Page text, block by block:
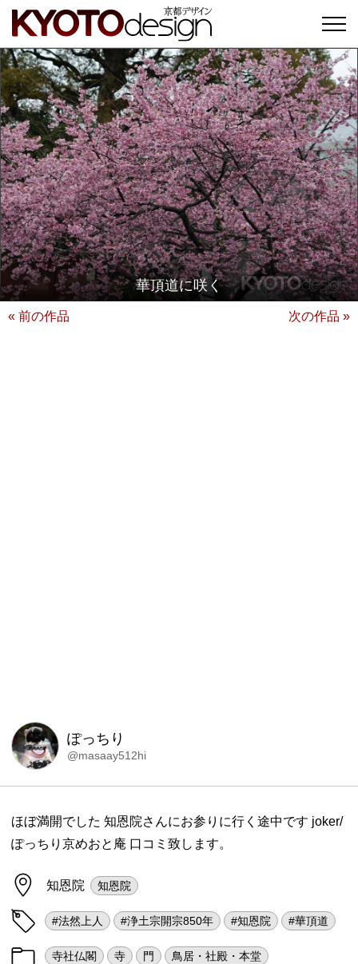
華頂道に咲く
« 前の作品 次の作品 »
ぽっちり
@masaay512hi
ほぼ満開でした 知恩院さんにお参りに行く途中です joker/
ぽっちり京めおと庵 口コミ致します。
知恩院 知恩院
#法然上人 #浄土宗開宗850年 #知恩院 #華頂道
寺社仏閣 寺 門
鳥居・社殿・本堂